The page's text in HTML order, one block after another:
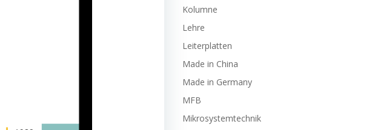
Kolumne
Lehre
Leiterplatten
Made in China
Made in Germany
MFB
Mikrosystemtechnik